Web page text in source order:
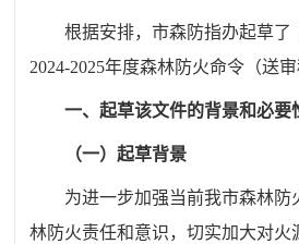
根据安排，市森防指办起草了
2024-2025年度森林防火命令（送审
一、起草该文件的背景和必要
（一）起草背景
为进一步加强当前我市森林防
林防火责任和意识，切实加大对火